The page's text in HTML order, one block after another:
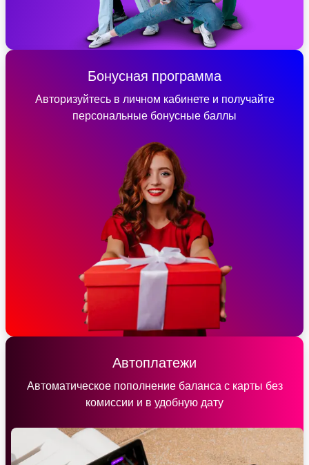
Бонусная программа
Авторизуйтесь в личном кабинете и получайте
персональные бонусные баллы
Автоплатежи
Автоматическое пополнение баланса с карты без
комиссии и в удобную дату